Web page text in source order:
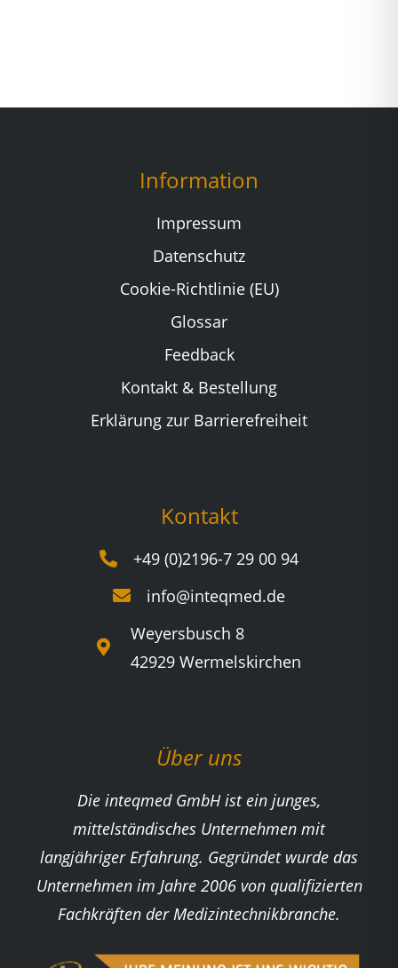
Information
Impressum
Datenschutz
Cookie-Richtlinie (EU)
Glossar
Feedback
Kontakt & Bestellung
Erklärung zur Barrierefreiheit
Kontakt
+49 (0)2196-7 29 00 94
info@inteqmed.de
Weyersbusch 8
42929 Wermelskirchen
Über uns
Die inteqmed GmbH ist ein junges,
mittelständisches Unternehmen mit
langjähriger Erfahrung. Gegründet wurde das
Unternehmen im Jahre 2006 von qualifizierten
Fachkräften der Medizintechnikbranche.